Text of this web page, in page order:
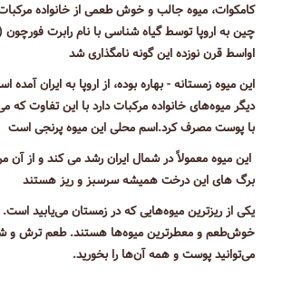
کامکوات، میوه جالب و خوش طعمی از خانواده
اواسط قرن نوزده این گونه نامگذاری شد
این میوه زمستانه - بهاره بوده، از اروپا به ایران
دیگر میوه‌های خانواده مرکبات دارد با این تفاوت که
با پوست مصرف کرد.اسم محلی این میوه پرنجی است
این میوه معمولاً در شمال ایران رشد می کند و از آن
برگ های این درخت همیشه سرسبز و ریز هستند
یکی از ریزترین میوه‌هایی که در زمستان می‌یابید
خوش‌طعم و معطرترین میوه‌ها هستند. طعم ترش و
می‌‎توانید پوست و همه آن‌‎ها را بخورید.